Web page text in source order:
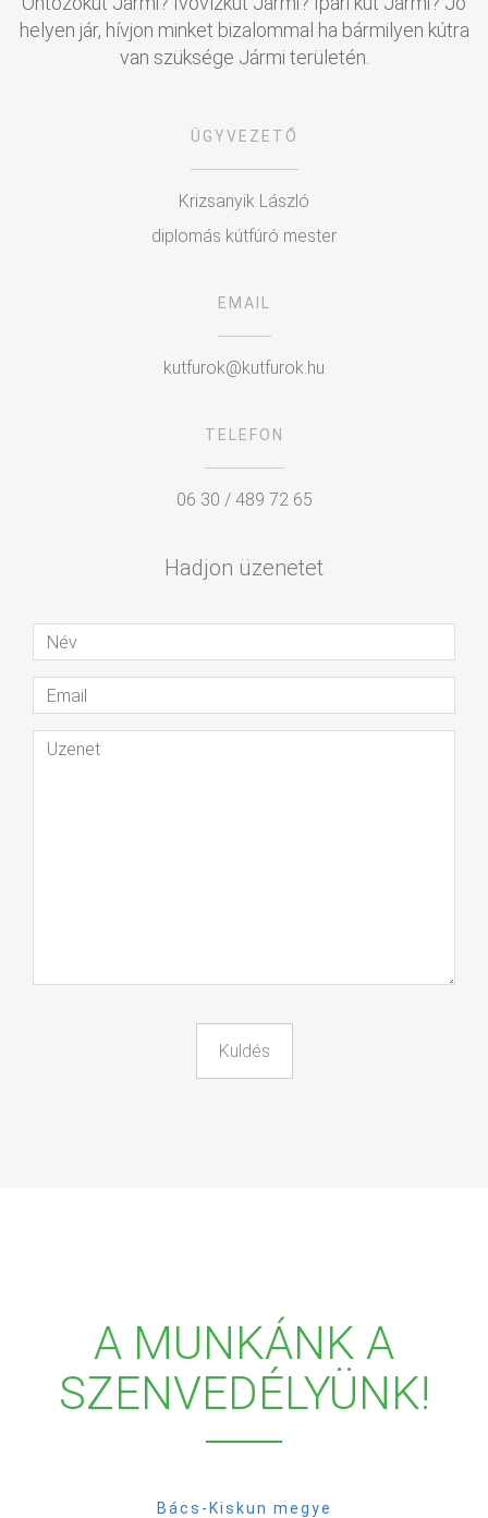
helyen jár, hívjon minket bizalommal ha bármilyen kútra
van szüksége Jármi területén.
ÜGYVEZETŐ
Krizsanyik László
diplomás kútfúró mester
EMAIL
kutfurok@kutfurok.hu
TELEFON
06 30 / 489 72 65
Hadjon üzenetet
A MUNKÁNK A
SZENVEDÉLYÜNK!
Bács-Kiskun megye